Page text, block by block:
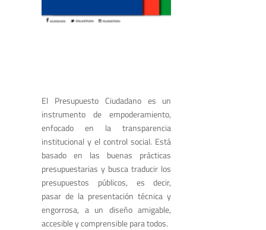
El Presupuesto Ciudadano es un
instrumento de empoderamiento,
enfocado en la transparencia
institucional y el control social. Está
basado en las buenas prácticas
presupuestarias y busca traducir los
presupuestos públicos, es decir,
pasar de la presentación técnica y
engorrosa, a un diseño amigable,
accesible y comprensible para todos.